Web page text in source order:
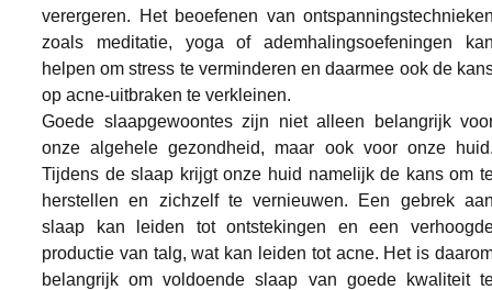
verergeren. Het beoefenen van
zoals meditatie, yoga of ademhalingsoefeningen
helpen om stress te verminderen en daarmee ook de
op acne-uitbraken te verkleinen.
Goede slaapgewoontes zijn niet alleen belangrijk
onze algehele gezondheid, maar ook voor onze
Tijdens de slaap krijgt onze huid namelijk de kans om
herstellen en zichzelf te vernieuwen. Een gebrek
slaap kan leiden tot ontstekingen en een
productie van talg, wat kan leiden tot acne. Het is
belangrijk om voldoende slaap van goede kwaliteit